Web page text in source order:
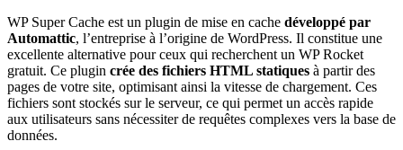
WP Super Cache est un plugin de mise en cache développé par
Automattic, l’entreprise à l’origine de WordPress. Il constitue une
excellente alternative pour ceux qui recherchent un WP Rocket
gratuit. Ce plugin crée des fichiers HTML statiques à partir des
pages de votre site, optimisant ainsi la vitesse de chargement. Ces
fichiers sont stockés sur le serveur, ce qui permet un accès rapide
aux utilisateurs sans nécessiter de requêtes complexes vers la base de
données.